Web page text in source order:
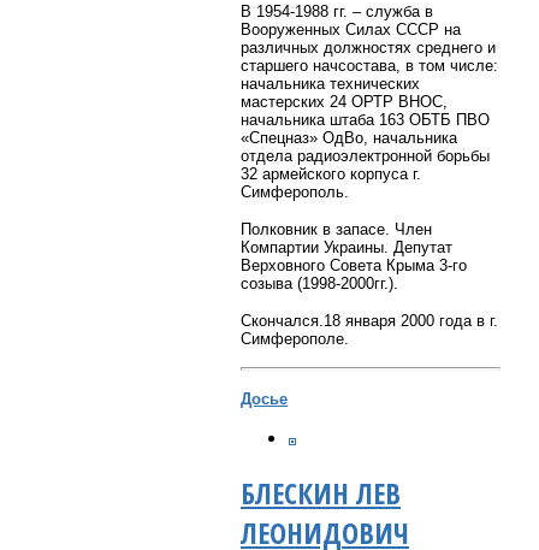
В 1954-1988 гг. – служба в
Вооруженных Силах СССР на
различных должностях среднего и
старшего начсостава, в том числе:
начальника технических
мастерских 24 ОРТР ВНОС,
начальника штаба 163 ОБТБ ПВО
«Спецназ» ОдВо, начальника
отдела радиоэлектронной борьбы
32 армейского корпуса г.
Симферополь.
Полковник в запасе. Член
Компартии Украины. Депутат
Верховного Совета Крыма 3-го
созыва (1998-2000гг.).
Скончался.18 января 2000 года в г.
Симферополе.
Досье
БЛЕСКИН ЛЕВ
ЛЕОНИДОВИЧ